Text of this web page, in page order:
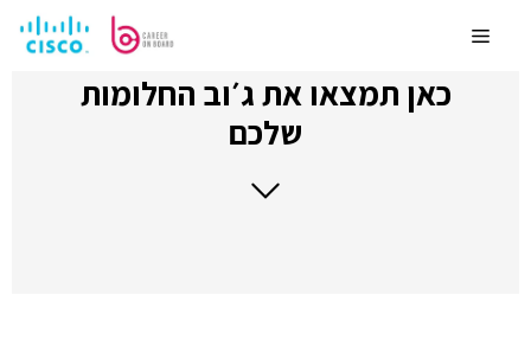
לתוכןMenu
כאן תמצאו את ג׳וב החלומות
שלכם